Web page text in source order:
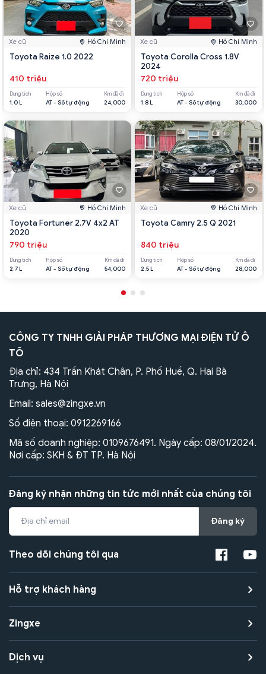
Xe cũ Hồ Chí Minh
Toyota Raize 1.0 2022
410 triệu
Dung tích
1.0 L
Hộp số
AT - Số tự động
Km đã đi
24,000
Xe cũ Hồ Chí Minh
Toyota Fortuner 2.7V 4x2 AT
2020
790 triệu
Dung tích
2.7 L
Hộp số
AT - Số tự động
Km đã đi
54,000
Xe cũ Hồ Chí Minh
Toyota Corolla Cross 1.8V
2024
720 triệu
Dung tích
1.8 L
Hộp số
AT - Số tự động
Km đã đi
30,000
Xe cũ Hồ Chí Minh
Toyota Camry 2.5 Q 2021
840 triệu
Dung tích
2.5 L
Hộp số
AT - Số tự động
Km đã đi
28,000
CÔNG TY TNHH GIẢI PHÁP THƯƠNG MẠI ĐIỆN TỬ Ô
TÔ
Địa chỉ: 434 Trần Khát Chân, P. Phố Huế, Q. Hai Bà
Trưng, Hà Nội
Email: sales@zingxe.vn
Số điện thoại: 0912269166
Mã số doanh nghiệp: 0109676491. Ngày cấp: 08/01/2024.
Nơi cấp: SKH & ĐT TP. Hà Nội
Đăng ký nhận những tin tức mới nhất của chúng tôi
Đăng ký
Theo dõi chúng tôi qua
Hỗ trợ khách hàng
Zingxe
Dịch vụ